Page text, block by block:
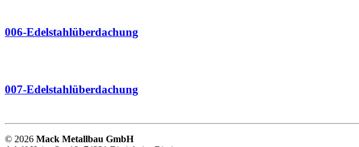
006-Edelstahlüberdachung
007-Edelstahlüberdachung
© 2026 Mack Metallbau GmbH